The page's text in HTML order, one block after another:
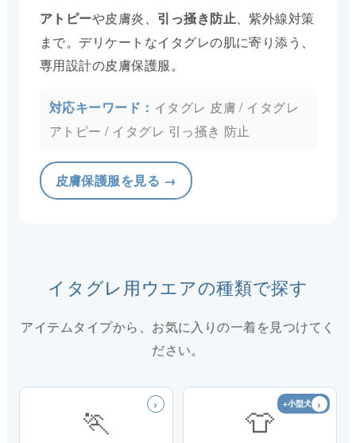
アトピーや皮膚炎、 引っ掻き防止、紫外線対策
まで。デリケートなイタグレの肌に寄り添う、
専用設計の皮膚保護服。
イタグレ 皮膚 / イタグレ
アトピー / イタグレ 引っ掻き 防止
皮膚保護服を見る →
イタグレ用ウエアの種類で探す
アイテムタイプから、お気に入りの一着を見つけてく
ださい。
🏃 › +小型犬OK
👕 ›